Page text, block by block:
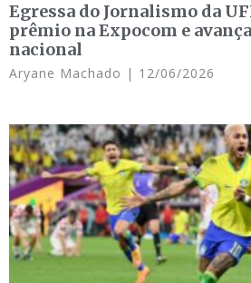
Egressa do Jornalismo da
prêmio na Expocom e
nacional
Aryane Machado 12/06/2026